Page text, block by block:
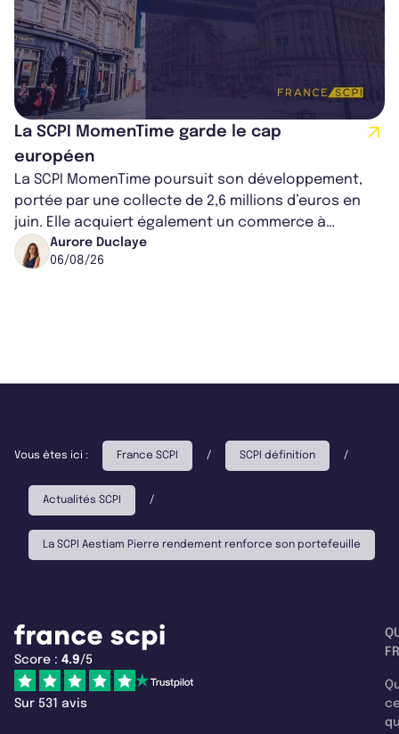
La SCPI MomenTime garde le cap
européen
La SCPI MomenTime poursuit son développement,
portée par une collecte de 2,6 millions d’euros en
juin. Elle acquiert également un commerce à
Worcester, place une plateforme logisti...
Aurore Duclaye
06/08/26
Vous êtes ici : France SCPI / SCPI définition /
Actualités SCPI /
La SCPI Aestiam Pierre rendement renforce son portefeuille
Score : 4.9/5
Sur 531 avis